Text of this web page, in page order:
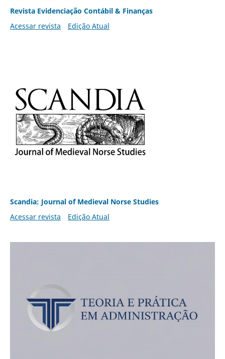
Revista Evidenciação Contábil & Finanças
Acessar revista
Edição Atual
Scandia: Journal of Medieval Norse Studies
Acessar revista
Edição Atual